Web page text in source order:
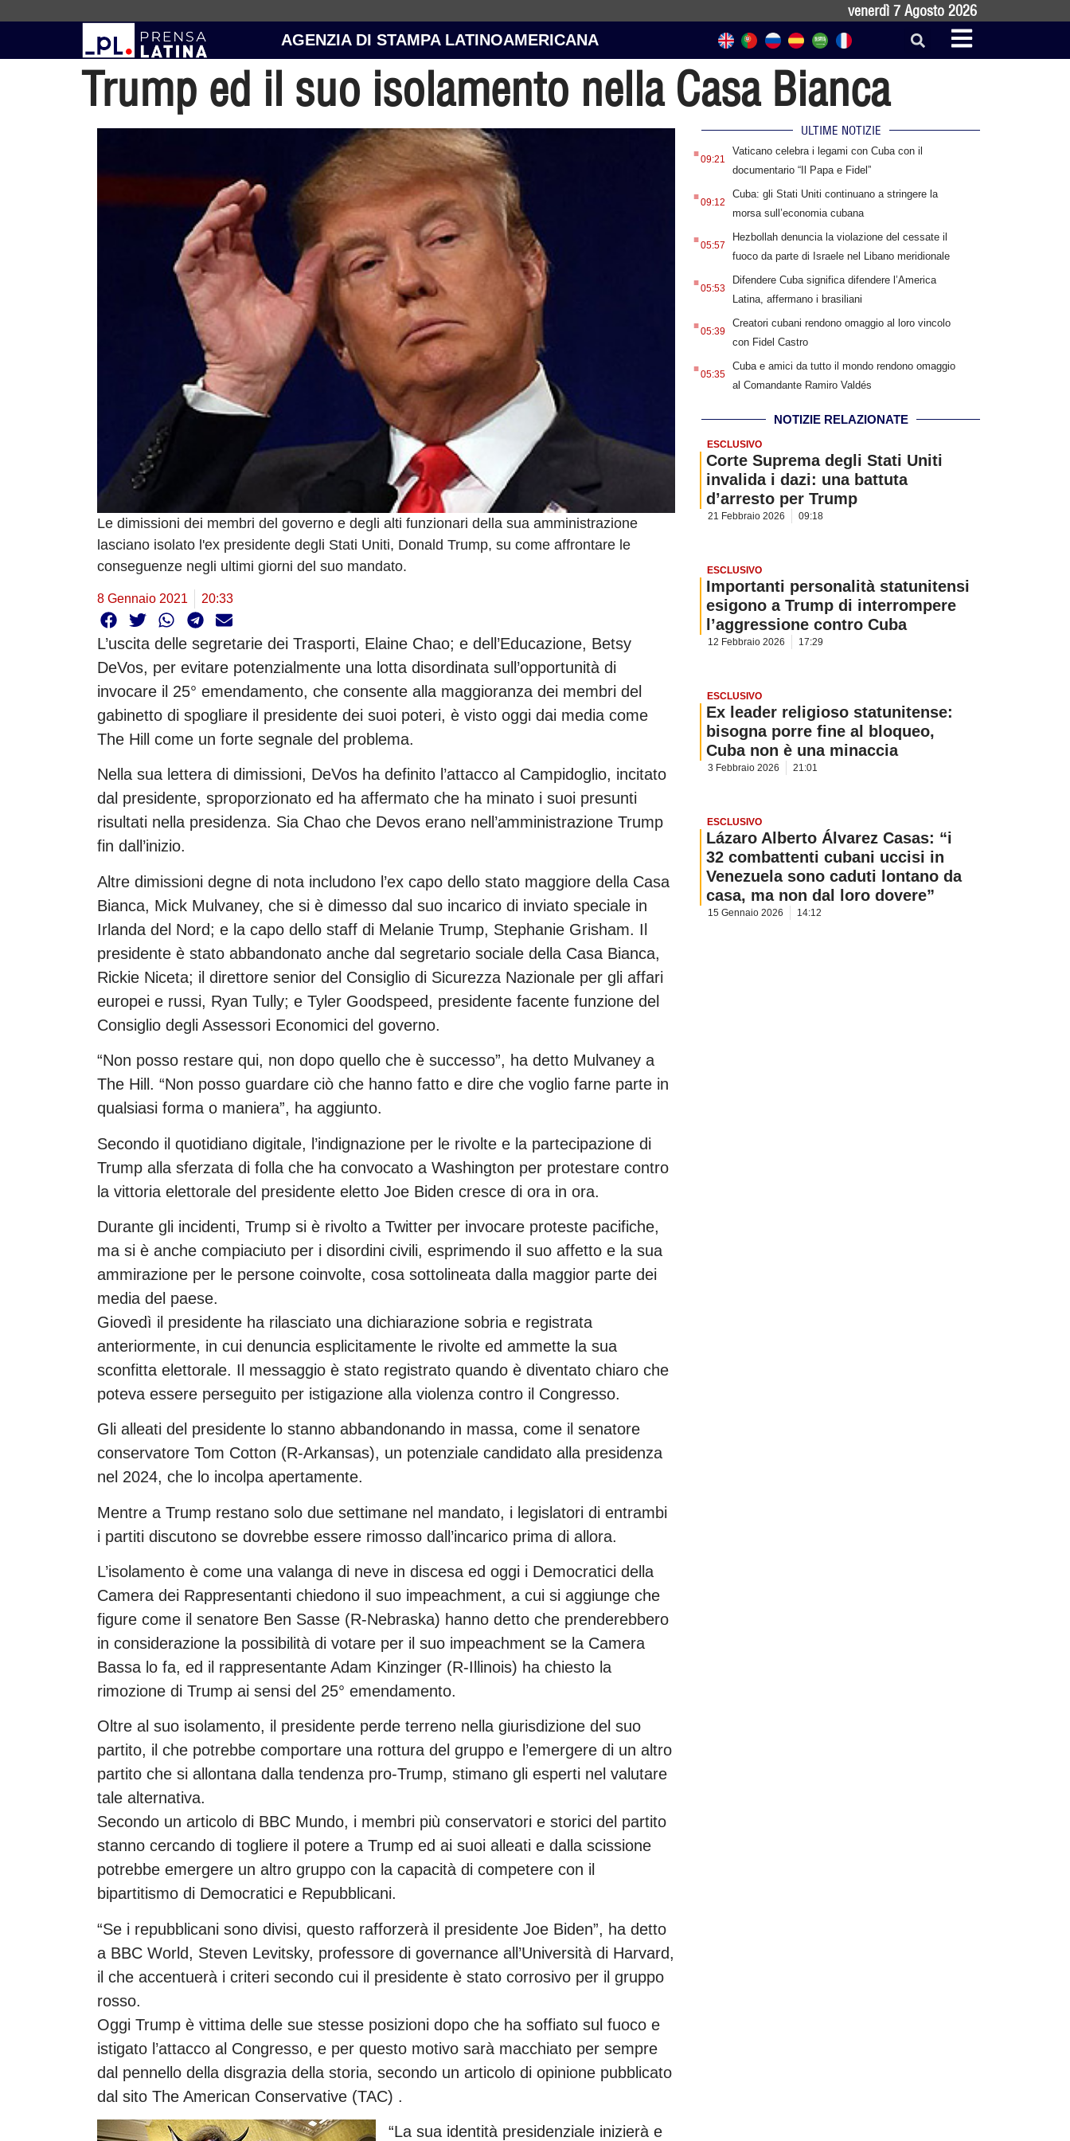
venerdì 7 Agosto 2026
AGENZIA DI STAMPA LATINOAMERICANA
Trump ed il suo isolamento nella Casa Bianca
Le dimissioni dei membri del governo e degli alti funzionari della sua amministrazione
lasciano isolato l'ex presidente degli Stati Uniti, Donald Trump, su come affrontare le
conseguenze negli ultimi giorni del suo mandato.
8 Gennaio 2021 20:33
L’uscita delle segretarie dei Trasporti, Elaine Chao; e dell’Educazione, Betsy
DeVos, per evitare potenzialmente una lotta disordinata sull’opportunità di
invocare il 25° emendamento, che consente alla maggioranza dei membri del
gabinetto di spogliare il presidente dei suoi poteri, è visto oggi dai media come
The Hill come un forte segnale del problema.
Nella sua lettera di dimissioni, DeVos ha definito l’attacco al Campidoglio, incitato
dal presidente, sproporzionato ed ha affermato che ha minato i suoi presunti
risultati nella presidenza. Sia Chao che Devos erano nell’amministrazione Trump
fin dall’inizio.
Altre dimissioni degne di nota includono l’ex capo dello stato maggiore della Casa
Bianca, Mick Mulvaney, che si è dimesso dal suo incarico di inviato speciale in
Irlanda del Nord; e la capo dello staff di Melanie Trump, Stephanie Grisham. Il
presidente è stato abbandonato anche dal segretario sociale della Casa Bianca,
Rickie Niceta; il direttore senior del Consiglio di Sicurezza Nazionale per gli affari
europei e russi, Ryan Tully; e Tyler Goodspeed, presidente facente funzione del
Consiglio degli Assessori Economici del governo.
“Non posso restare qui, non dopo quello che è successo”, ha detto Mulvaney a
The Hill. “Non posso guardare ciò che hanno fatto e dire che voglio farne parte in
qualsiasi forma o maniera”, ha aggiunto.
Secondo il quotidiano digitale, l’indignazione per le rivolte e la partecipazione di
Trump alla sferzata di folla che ha convocato a Washington per protestare contro
la vittoria elettorale del presidente eletto Joe Biden cresce di ora in ora.
Durante gli incidenti, Trump si è rivolto a Twitter per invocare proteste pacifiche,
ma si è anche compiaciuto per i disordini civili, esprimendo il suo affetto e la sua
ammirazione per le persone coinvolte, cosa sottolineata dalla maggior parte dei
media del paese.
Giovedì il presidente ha rilasciato una dichiarazione sobria e registrata
anteriormente, in cui denuncia esplicitamente le rivolte ed ammette la sua
sconfitta elettorale. Il messaggio è stato registrato quando è diventato chiaro che
poteva essere perseguito per istigazione alla violenza contro il Congresso.
Gli alleati del presidente lo stanno abbandonando in massa, come il senatore
conservatore Tom Cotton (R-Arkansas), un potenziale candidato alla presidenza
nel 2024, che lo incolpa apertamente.
Mentre a Trump restano solo due settimane nel mandato, i legislatori di entrambi
i partiti discutono se dovrebbe essere rimosso dall’incarico prima di allora.
L’isolamento è come una valanga di neve in discesa ed oggi i Democratici della
Camera dei Rappresentanti chiedono il suo impeachment, a cui si aggiunge che
figure come il senatore Ben Sasse (R-Nebraska) hanno detto che prenderebbero
in considerazione la possibilità di votare per il suo impeachment se la Camera
Bassa lo fa, ed il rappresentante Adam Kinzinger (R-Illinois) ha chiesto la
rimozione di Trump ai sensi del 25° emendamento.
Oltre al suo isolamento, il presidente perde terreno nella giurisdizione del suo
partito, il che potrebbe comportare una rottura del gruppo e l’emergere di un altro
partito che si allontana dalla tendenza pro-Trump, stimano gli esperti nel valutare
tale alternativa.
Secondo un articolo di BBC Mundo, i membri più conservatori e storici del partito
stanno cercando di togliere il potere a Trump ed ai suoi alleati e dalla scissione
potrebbe emergere un altro gruppo con la capacità di competere con il
bipartitismo di Democratici e Repubblicani.
“Se i repubblicani sono divisi, questo rafforzerà il presidente Joe Biden”, ha detto
a BBC World, Steven Levitsky, professore di governance all’Università di Harvard,
il che accentuerà i criteri secondo cui il presidente è stato corrosivo per il gruppo
rosso.
Oggi Trump è vittima delle sue stesse posizioni dopo che ha soffiato sul fuoco e
istigato l’attacco al Congresso, e per questo motivo sarà macchiato per sempre
dal pennello della disgrazia della storia, secondo un articolo di opinione pubblicato
dal sito The American Conservative (TAC) .
“La sua identità presidenziale inizierà e
ULTIME NOTIZIE
.09:21
Vaticano celebra i legami con Cuba con il
documentario “Il Papa e Fidel”
.09:12
Cuba: gli Stati Uniti continuano a stringere la
morsa sull’economia cubana
.05:57
Hezbollah denuncia la violazione del cessate il
fuoco da parte di Israele nel Libano meridionale
.05:53
Difendere Cuba significa difendere l’America
Latina, affermano i brasiliani
.05:39
Creatori cubani rendono omaggio al loro vincolo
con Fidel Castro
.05:35
Cuba e amici da tutto il mondo rendono omaggio
al Comandante Ramiro Valdés
NOTIZIE RELAZIONATE
ESCLUSIVO
Corte Suprema degli Stati Uniti
invalida i dazi: una battuta
d’arresto per Trump
21 Febbraio 2026 09:18
ESCLUSIVO
Importanti personalità statunitensi
esigono a Trump di interrompere
l’aggressione contro Cuba
12 Febbraio 2026 17:29
ESCLUSIVO
Ex leader religioso statunitense:
bisogna porre fine al bloqueo,
Cuba non è una minaccia
3 Febbraio 2026 21:01
ESCLUSIVO
Lázaro Alberto Álvarez Casas: “i
32 combattenti cubani uccisi in
Venezuela sono caduti lontano da
casa, ma non dal loro dovere”
15 Gennaio 2026 14:12